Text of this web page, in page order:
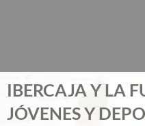
IBERCAJA Y LA
JÓVENES Y